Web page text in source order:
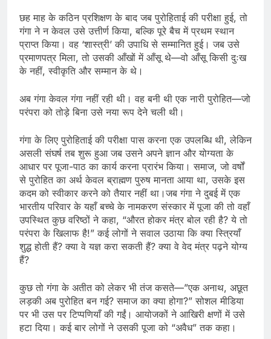
छह माह के कठिन प्रशिक्षण के बाद जब पुरोहिताई की परीक्षा हुई, तो
गंगा ने न केवल उसे उत्तीर्ण किया, बल्कि पूरे बैच में प्रथम स्थान
प्राप्त किया। वह ‘शास्त्री’ की उपाधि से सम्मानित हुई। जब उसे
प्रमाणपत्र मिला, तो उसकी आँखों में आँसू थे—वो आँसू किसी दुःख
के नहीं, स्वीकृति और सम्मान के थे।
अब गंगा केवल गंगा नहीं रही थी। वह बनी थी एक नारी पुरोहित—जो
परंपरा को तोड़े बिना उसे नया रूप देने चली थी।
गंगा के लिए पुरोहिताई की परीक्षा पास करना एक उपलब्धि थी, लेकिन
असली संघर्ष तब शुरू हुआ जब उसने अपने ज्ञान और योग्यता के
आधार पर पूजा-पाठ का कार्य करना प्रारंभ किया। समाज, जो वर्षों
से पुरोहित का अर्थ केवल ब्राह्मण पुरुष मानता आया था, उसके इस
कदम को स्वीकार करने को तैयार नहीं था।जब गंगा ने दुबई में एक
भारतीय परिवार के यहाँ बच्चे के नामकरण संस्कार में पूजा की तो वहाँ
उपस्थित कुछ वरिष्ठों ने कहा, “औरत होकर मंत्र बोल रही है? ये तो
परंपरा के खिलाफ है!” कई लोगों ने सवाल उठाया कि क्या स्त्रियाँ
शुद्ध होती हैं? क्या वे यज्ञ करा सकती हैं? क्या वे वेद मंत्र पढ़ने योग्य
हैं?
कुछ तो गंगा के अतीत को लेकर भी तंज कसते—”एक अनाथ, अछूत
लड़की अब पुरोहित बन गई? समाज का क्या होगा?” सोशल मीडिया
पर भी उस पर टिप्पणियाँ की गईं। आयोजकों ने आखिरी क्षणों में उसे
हटा दिया। कई बार लोगों ने उसकी पूजा को “अवैध” तक कहा।